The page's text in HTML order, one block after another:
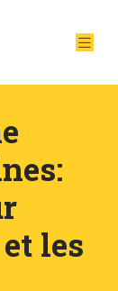
les